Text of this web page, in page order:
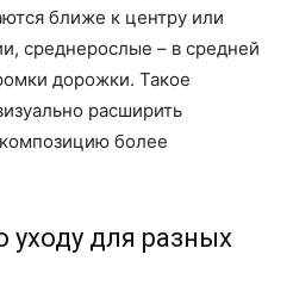
ближе к центру или
среднерослые – в средней
дорожки. Такое
расширить
более
для разных